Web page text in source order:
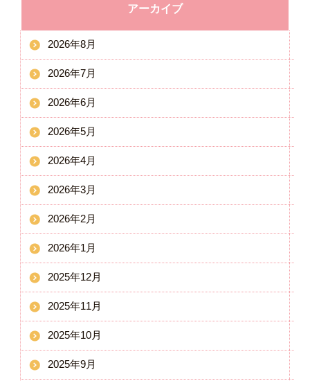
アーカイブ
2026年8月
2026年7月
2026年6月
2026年5月
2026年4月
2026年3月
2026年2月
2026年1月
2025年12月
2025年11月
2025年10月
2025年9月